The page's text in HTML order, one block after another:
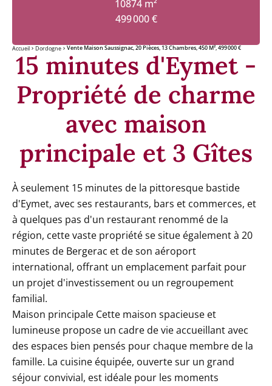
10874 m²
499 000 €
Accueil Dordogne Vente Maison Saussignac, 20 Pièces, 13 Chambres, 450 M², 499 000 €
15 minutes d'Eymet -
Propriété de charme
avec maison
principale et 3 Gîtes
À seulement 15 minutes de la pittoresque bastide
d'Eymet, avec ses restaurants, bars et commerces, et
à quelques pas d'un restaurant renommé de la
région, cette vaste propriété se situe également à 20
minutes de Bergerac et de son aéroport
international, offrant un emplacement parfait pour
un projet d'investissement ou un regroupement
familial.
Maison principale Cette maison spacieuse et
lumineuse propose un cadre de vie accueillant avec
des espaces bien pensés pour chaque membre de la
famille. La cuisine équipée, ouverte sur un grand
séjour convivial, est idéale pour les moments